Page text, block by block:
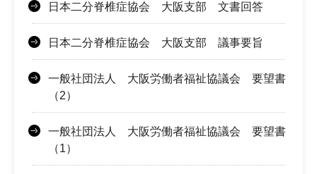
日本二分脊椎症協会 大阪支部 文書回答
日本二分脊椎症協会 大阪支部 議事要旨
一般社団法人 大阪労働者福祉協議会 要望書
（2）
一般社団法人 大阪労働者福祉協議会 要望書
（1）